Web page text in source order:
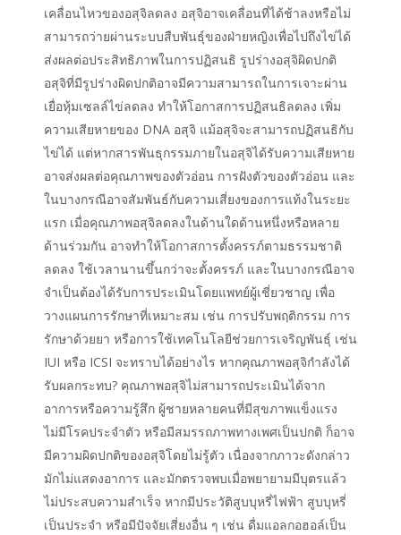
เคลื่อนไหวของอสุจิลดลง อสุจิอาจเคลื่อนที่ได้ช้าลงหรือไม่
สามารถว่ายผ่านระบบสืบพันธุ์ของฝ่ายหญิงเพื่อไปถึงไข่ได้
ส่งผลต่อประสิทธิภาพในการปฏิสนธิ รูปร่างอสุจิผิดปกติ
อสุจิที่มีรูปร่างผิดปกติอาจมีความสามารถในการเจาะผ่าน
เยื่อหุ้มเซลล์ไข่ลดลง ทำให้โอกาสการปฏิสนธิลดลง เพิ่ม
ความเสียหายของ DNA อสุจิ แม้อสุจิจะสามารถปฏิสนธิกับ
ไข่ได้ แต่หากสารพันธุกรรมภายในอสุจิได้รับความเสียหาย
อาจส่งผลต่อคุณภาพของตัวอ่อน การฝังตัวของตัวอ่อน และ
ในบางกรณีอาจสัมพันธ์กับความเสี่ยงของการแท้งในระยะ
แรก เมื่อคุณภาพอสุจิลดลงในด้านใดด้านหนึ่งหรือหลาย
ด้านร่วมกัน อาจทำให้โอกาสการตั้งครรภ์ตามธรรมชาติ
ลดลง ใช้เวลานานขึ้นกว่าจะตั้งครรภ์ และในบางกรณีอาจ
จำเป็นต้องได้รับการประเมินโดยแพทย์ผู้เชี่ยวชาญ เพื่อ
วางแผนการรักษาที่เหมาะสม เช่น การปรับพฤติกรรม การ
รักษาด้วยยา หรือการใช้เทคโนโลยีช่วยการเจริญพันธุ์ เช่น
IUI หรือ ICSI จะทราบได้อย่างไร หากคุณภาพอสุจิกำลังได้
รับผลกระทบ? คุณภาพอสุจิไม่สามารถประเมินได้จาก
อาการหรือความรู้สึก ผู้ชายหลายคนที่มีสุขภาพแข็งแรง
ไม่มีโรคประจำตัว หรือมีสมรรถภาพทางเพศเป็นปกติ ก็อาจ
มีความผิดปกติของอสุจิโดยไม่รู้ตัว เนื่องจากภาวะดังกล่าว
มักไม่แสดงอาการ และมักตรวจพบเมื่อพยายามมีบุตรแล้ว
ไม่ประสบความสำเร็จ หากมีประวัติสูบบุหรี่ไฟฟ้า สูบบุหรี่
เป็นประจำ หรือมีปัจจัยเสี่ยงอื่น ๆ เช่น ดื่มแอลกอฮอล์เป็น